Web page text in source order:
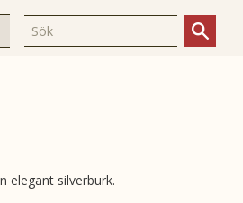
elegant silverburk.